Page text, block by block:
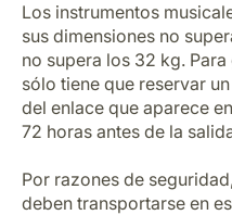
Los instrumentos
sus dimensiones no
no supera los 32 kg.
sólo tiene que reservar
del enlace que aparece
72 horas antes de la
Por razones de
deben transportarse en